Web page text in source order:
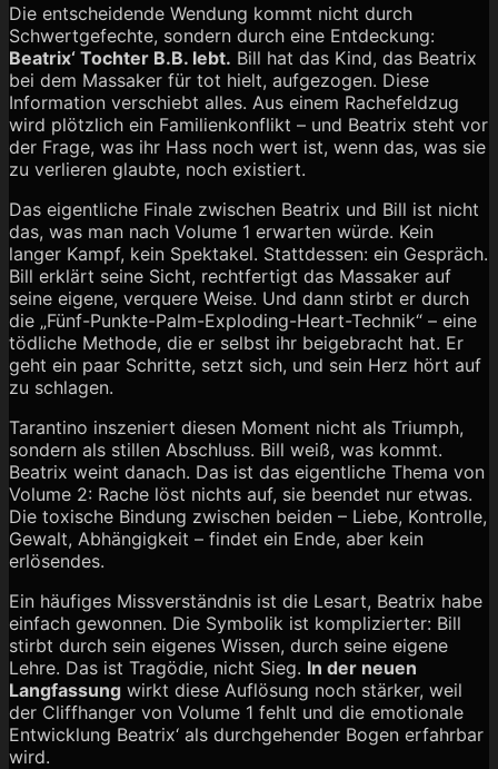
Die entscheidende Wendung kommt nicht durch
Schwertgefechte, sondern durch eine Entdeckung:
Beatrix‘ Tochter B.B. lebt. Bill hat das Kind, das Beatrix
bei dem Massaker für tot hielt, aufgezogen. Diese
Information verschiebt alles. Aus einem Rachefeldzug
wird plötzlich ein Familienkonflikt – und Beatrix steht vor
der Frage, was ihr Hass noch wert ist, wenn das, was sie
zu verlieren glaubte, noch existiert.
Das eigentliche Finale zwischen Beatrix und Bill ist nicht
das, was man nach Volume 1 erwarten würde. Kein
langer Kampf, kein Spektakel. Stattdessen: ein Gespräch.
Bill erklärt seine Sicht, rechtfertigt das Massaker auf
seine eigene, verquere Weise. Und dann stirbt er durch
die „Fünf-Punkte-Palm-Exploding-Heart-Technik“ – eine
tödliche Methode, die er selbst ihr beigebracht hat. Er
geht ein paar Schritte, setzt sich, und sein Herz hört auf
zu schlagen.
Tarantino inszeniert diesen Moment nicht als Triumph,
sondern als stillen Abschluss. Bill weiß, was kommt.
Beatrix weint danach. Das ist das eigentliche Thema von
Volume 2: Rache löst nichts auf, sie beendet nur etwas.
Die toxische Bindung zwischen beiden – Liebe, Kontrolle,
Gewalt, Abhängigkeit – findet ein Ende, aber kein
erlösendes.
Ein häufiges Missverständnis ist die Lesart, Beatrix habe
einfach gewonnen. Die Symbolik ist komplizierter: Bill
stirbt durch sein eigenes Wissen, durch seine eigene
Lehre. Das ist Tragödie, nicht Sieg. In der neuen
Langfassung wirkt diese Auflösung noch stärker, weil
der Cliffhanger von Volume 1 fehlt und die emotionale
Entwicklung Beatrix‘ als durchgehender Bogen erfahrbar
wird.